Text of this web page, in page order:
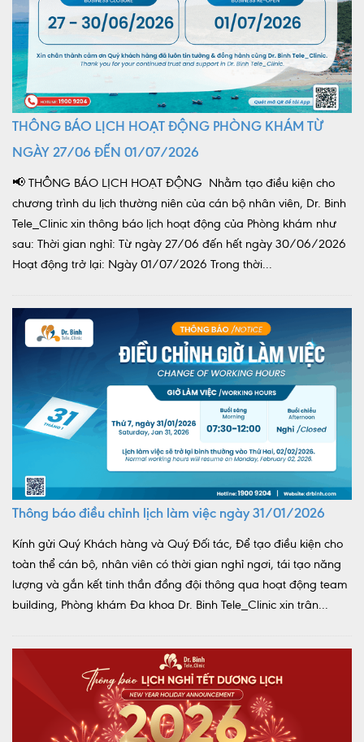
THÔNG BÁO LỊCH HOẠT ĐỘNG PHÒNG KHÁM TỪ
NGÀY 27/06 ĐẾN 01/07/2026
📢 THÔNG BÁO LỊCH HOẠT ĐỘNG Nhằm tạo điều kiện cho
chương trình du lịch thường niên của cán bộ nhân viên, Dr. Binh
Tele_Clinic xin thông báo lịch hoạt động của Phòng khám như
sau: Thời gian nghỉ: Từ ngày 27/06 đến hết ngày 30/06/2026
Hoạt động trở lại: Ngày 01/07/2026 Trong thời...
Thông báo điều chỉnh lịch làm việc ngày 31/01/2026
Kính gửi Quý Khách hàng và Quý Đối tác, Để tạo điều kiện cho
toàn thể cán bộ, nhân viên có thời gian nghỉ ngơi, tái tạo năng
lượng và gắn kết tinh thần đồng đội thông qua hoạt động team
building, Phòng khám Đa khoa Dr. Binh Tele_Clinic xin trân...